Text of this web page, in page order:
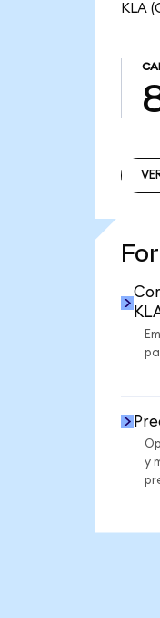
KLA
y